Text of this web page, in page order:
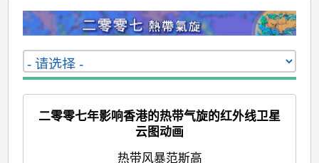
二零零七年影响香港的热带气旋的红外线卫星
云图动画
热带风暴范斯高